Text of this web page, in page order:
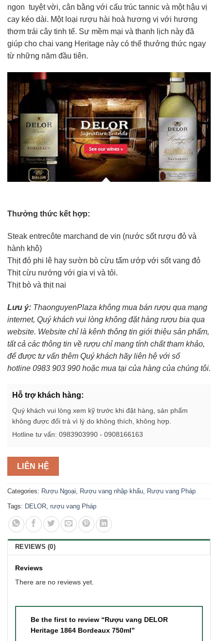
ngon tuyệt vời, cân bằng với cấu trúc tannic và một hậu vị
cay kéo dài. Một loại rượu hài hoà hương vị với hương
thơm trái cây tinh tế. Sự mềm mại và thanh lịch này đã
giúp cho chai vang Heritage này có thể thưởng thức ngay
từ những năm đầu tiên.
Thưởng thức kết hợp:
Steak entrecôte marchand de vin (nước sốt rượu đỏ và
hành khô)
Thịt đỏ phi lê hay sườn bò cừu tẩm ướp với sốt vang đỏ
Thịt cừu nướng với gia vị và tỏi.
Thịt bò và thịt nai
Lưu ý: ThaonguyenPlaza không mua bán rượu qua mạng
internet, Quý khách vui lòng không đặt hàng rượu bia qua
website. Website chỉ là kênh thông tin giới thiệu sản phẩm,
tất cả các thông tin về rượu chỉ mang tính chất tham khảo,
để được tư vấn thêm Quý khách hãy liên hệ với số
hotline 0983 903 990 hoặc mua tại của hàng của chúng tôi.
Hỗ trợ khách hàng:
Quý khách vui lòng xem kỹ trước khi đặt hàng, sản phẩm
không được đổi trả vì lý do không thích, không hợp.
Hotline tư vấn: 0983903990 - 0908166163
LIÊN HỆ
Categories: Rượu Ngoại Rượu vang nhập khẩu Rượu vang Pháp
Tags: DELOR rượu vang Pháp
REVIEWS (0)
Reviews
There are no reviews yet.
Be the first to review “Rượu vang DELOR
Heritage 1864 Bordeaux 750ml”